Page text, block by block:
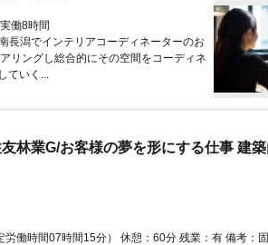
働8時間
潟でインテリアコーディネーターのお
リングし総合的にその空間をコーディネ
ていく...
林業G/お客様の夢を形にする仕事 建
働時間07時間15分） 休憩：60分 残業：有 備考：